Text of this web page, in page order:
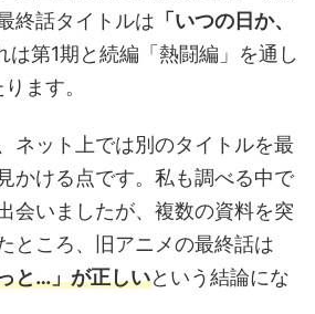
終話タイトルは 「いつの日か、
は第1期と続編「熱闘編」を通し
ます。
ネット上では別のタイトルを最
かける点です。私も調べる中で
会いましたが、複数の資料を突
ところ、旧アニメの最終話は
と…」が正しいという結論にな